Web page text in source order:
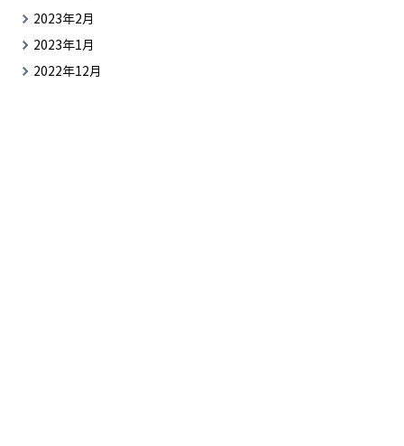
2023年2月
2023年1月
2022年12月